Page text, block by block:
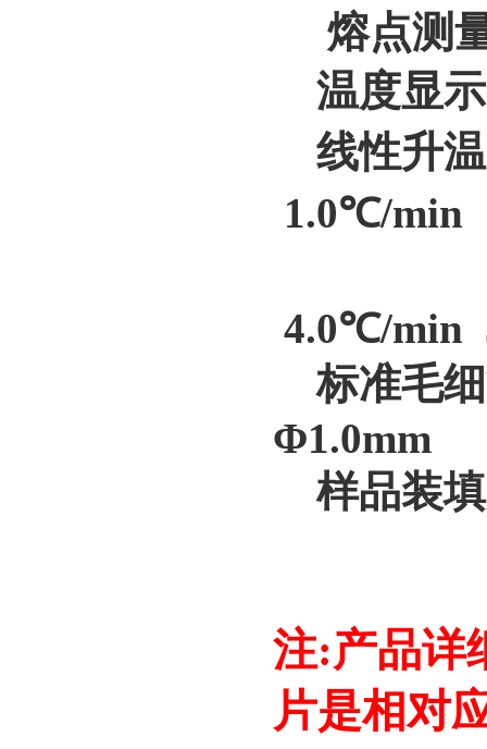
熔点测
温度显
线性升
1.0℃/min
4.0℃/min
标准毛
Φ1.0mm
样品装填
注:产品详
片是相对